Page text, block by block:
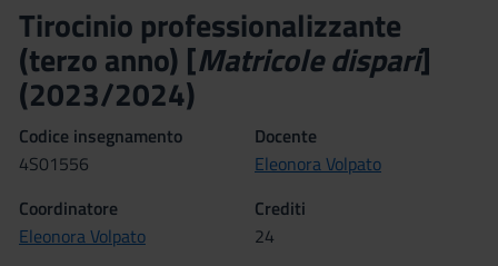
Tirocinio professionalizzante
(terzo anno) [Matricole dispari]
(2023/2024)
Codice insegnamento
4S01556
Docente
Eleonora Volpato
Coordinatore
Eleonora Volpato
Crediti
24